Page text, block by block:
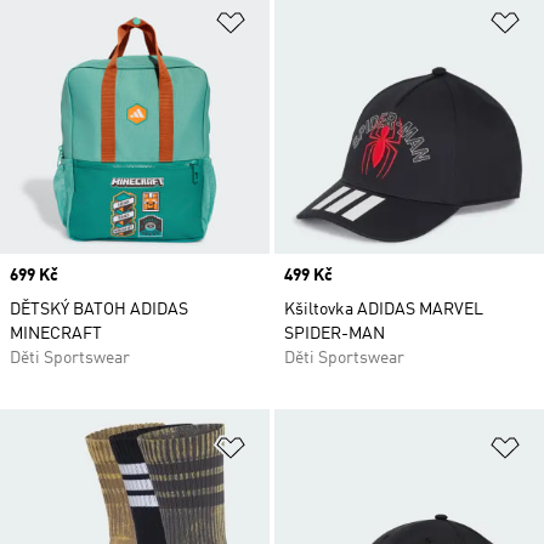
Price
699 Kč
DĚTSKÝ BATOH ADIDAS
MINECRAFT
Děti Sportswear
Price
499 Kč
Kšiltovka ADIDAS MARVEL
SPIDER-MAN
Děti Sportswear